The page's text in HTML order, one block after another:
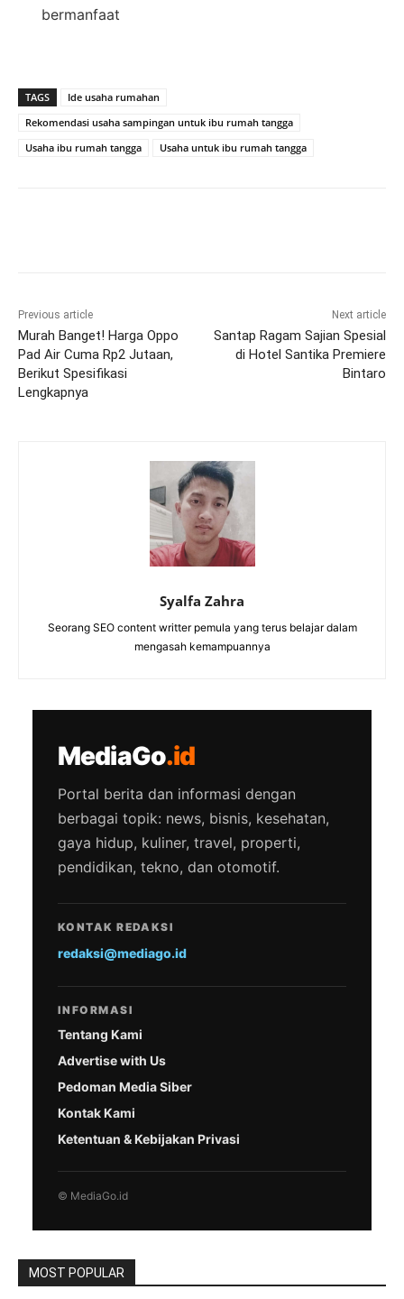
bermanfaat
TAGS
Ide usaha rumahan
Rekomendasi usaha sampingan untuk ibu rumah tangga
Usaha ibu rumah tangga
Usaha untuk ibu rumah tangga
Previous article
Murah Banget! Harga Oppo
Pad Air Cuma Rp2 Jutaan,
Berikut Spesifikasi
Lengkapnya
Next article
Santap Ragam Sajian Spesial
di Hotel Santika Premiere
Bintaro
Syalfa Zahra
Seorang SEO content writter pemula yang terus belajar dalam
mengasah kemampuannya
MediaGo.id
Portal berita dan informasi dengan
berbagai topik: news, bisnis, kesehatan,
gaya hidup, kuliner, travel, properti,
pendidikan, tekno, dan otomotif.
KONTAK REDAKSI
redaksi@mediago.id
INFORMASI
Tentang Kami
Advertise with Us
Pedoman Media Siber
Kontak Kami
Ketentuan & Kebijakan Privasi
© MediaGo.id
MOST POPULAR